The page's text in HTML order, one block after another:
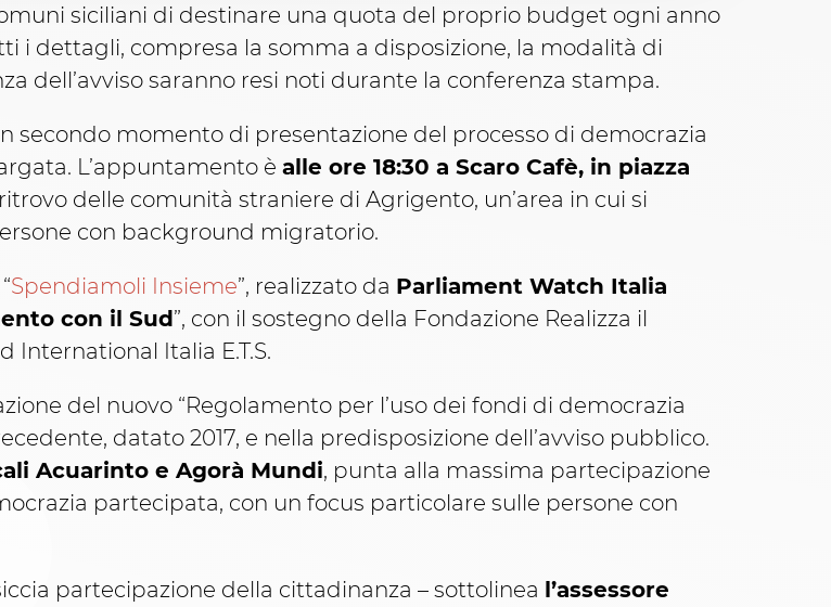
siciliani di destinare una quota del proprio budget ogni anno
i dettagli, compresa la somma a disposizione, la modalità di
dell’avviso saranno resi noti durante la conferenza stampa.
secondo momento di presentazione del processo di democrazia
L’appuntamento è alle ore 18:30 a Scaro Cafè, in piazza
delle comunità straniere di Agrigento, un’area in cui si
con background migratorio.
Spendiamoli Insieme”, realizzato da Parliament Watch Italia
con il Sud”, con il sostegno della Fondazione Realizza il
International Italia E.T.S.
del nuovo “Regolamento per l’uso dei fondi di democrazia
datato 2017, e nella predisposizione dell’avviso pubblico.
Acuarinto e Agorà Mundi, punta alla massima partecipazione
partecipata, con un focus particolare sulle persone con
partecipazione della cittadinanza – sottolinea l’assessore